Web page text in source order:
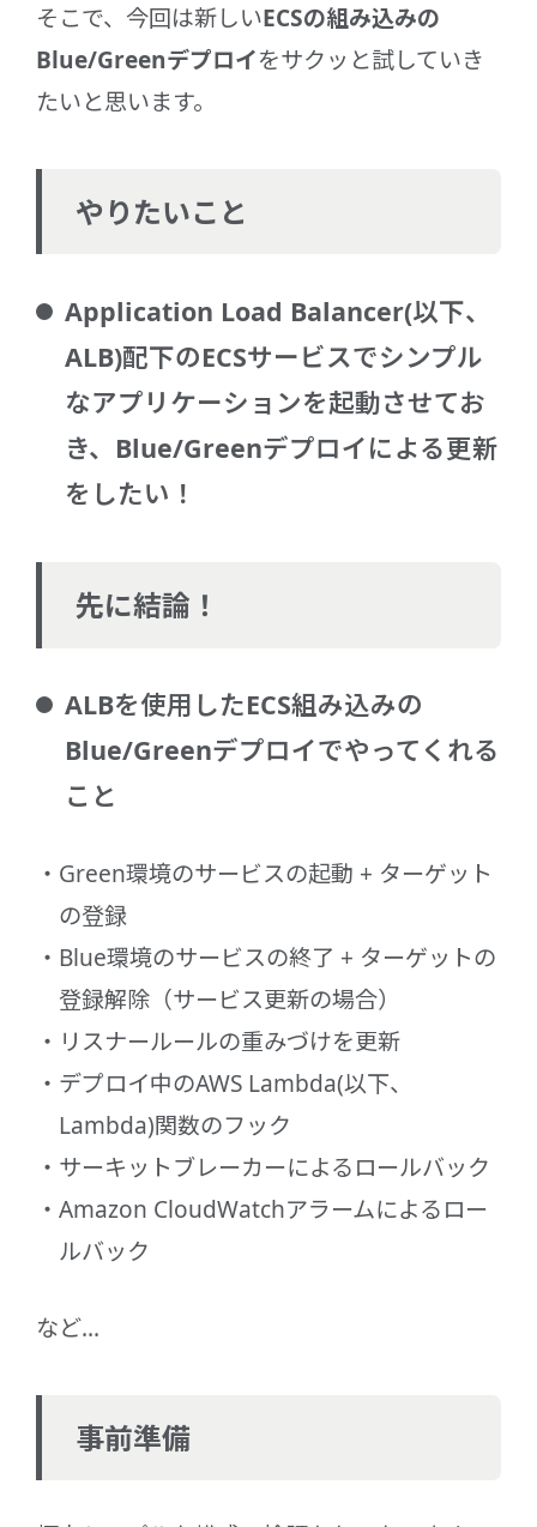
そこで、今回は新しいECSの組み込みの
Blue/Greenデプロイをサクッと試していき
たいと思います。
やりたいこと
Application Load Balancer(以下、
ALB)配下のECSサービスでシンプル
なアプリケーションを起動させてお
き、Blue/Greenデプロイによる更新
をしたい！
先に結論！
ALBを使用したECS組み込みの
Blue/Greenデプロイでやってくれる
こと
Green環境のサービスの起動 + ターゲット
の登録
Blue環境のサービスの終了 + ターゲットの
登録解除（サービス更新の場合）
リスナールールの重みづけを更新
デプロイ中のAWS Lambda(以下、
Lambda)関数のフック
サーキットブレーカーによるロールバック
Amazon CloudWatchアラームによるロー
ルバック
など...
事前準備